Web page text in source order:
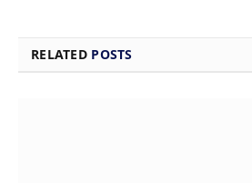
RELATED POSTS